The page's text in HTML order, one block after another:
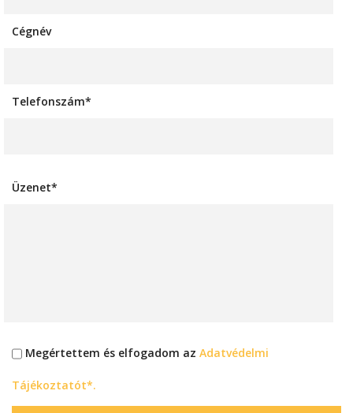
Cégnév
Telefonszám*
Üzenet*
Megértettem és elfogadom az Adatvédelmi
Tájékoztatót*.